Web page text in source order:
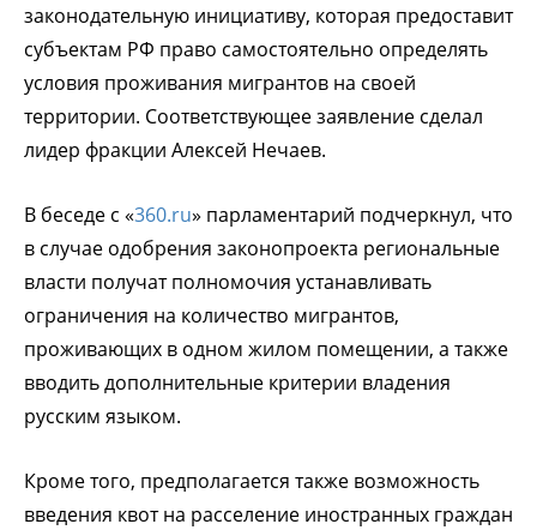
законодательную инициативу, которая предоставит
субъектам РФ право самостоятельно определять
условия проживания мигрантов на своей
территории. Соответствующее заявление сделал
лидер фракции Алексей Нечаев.
В беседе с «360.ru» парламентарий подчеркнул, что
в случае одобрения законопроекта региональные
власти получат полномочия устанавливать
ограничения на количество мигрантов,
проживающих в одном жилом помещении, а также
вводить дополнительные критерии владения
русским языком.
Кроме того, предполагается также возможность
введения квот на расселение иностранных граждан